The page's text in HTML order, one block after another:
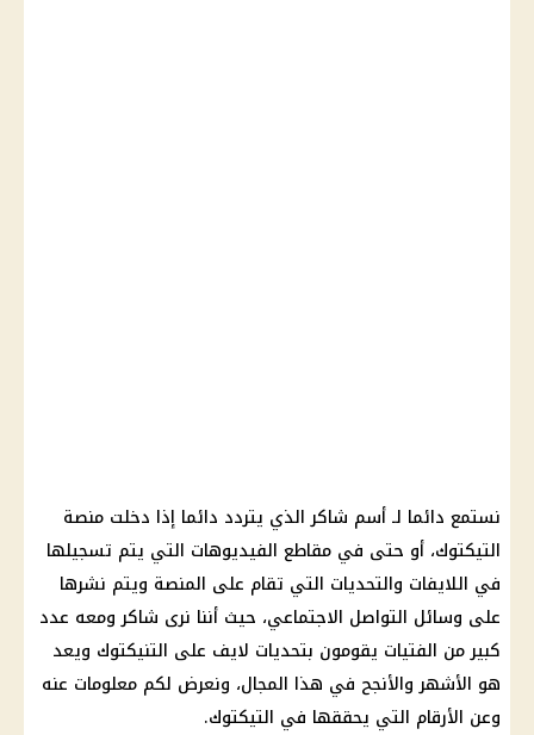
نستمع دائما لـ أسم شاكر الذي يتردد دائما إذا دخلت منصة
التيكتوك، أو حتى في مقاطع الفيديوهات التي يتم تسجيلها
في اللايفات والتحديات التي تقام على المنصة ويتم نشرها
على وسائل التواصل الاجتماعي، حيث أننا نرى شاكر ومعه عدد
كبير من الفتيات يقومون بتحديات لايف على التنيكتوك ويعد
هو الأشهر والأنجح في هذا المجال، ونعرض لكم معلومات عنه
وعن الأرقام التي يحققها في التيكتوك.